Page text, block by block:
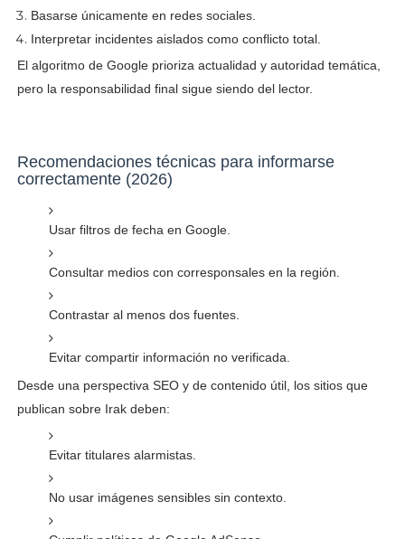
Basarse únicamente en redes sociales.
Interpretar incidentes aislados como conflicto total.
El algoritmo de Google prioriza actualidad y autoridad temática,
pero la responsabilidad final sigue siendo del lector.
Recomendaciones técnicas para informarse
correctamente (2026)
Usar filtros de fecha en Google.
Consultar medios con corresponsales en la región.
Contrastar al menos dos fuentes.
Evitar compartir información no verificada.
Desde una perspectiva SEO y de contenido útil, los sitios que
publican sobre Irak deben:
Evitar titulares alarmistas.
No usar imágenes sensibles sin contexto.